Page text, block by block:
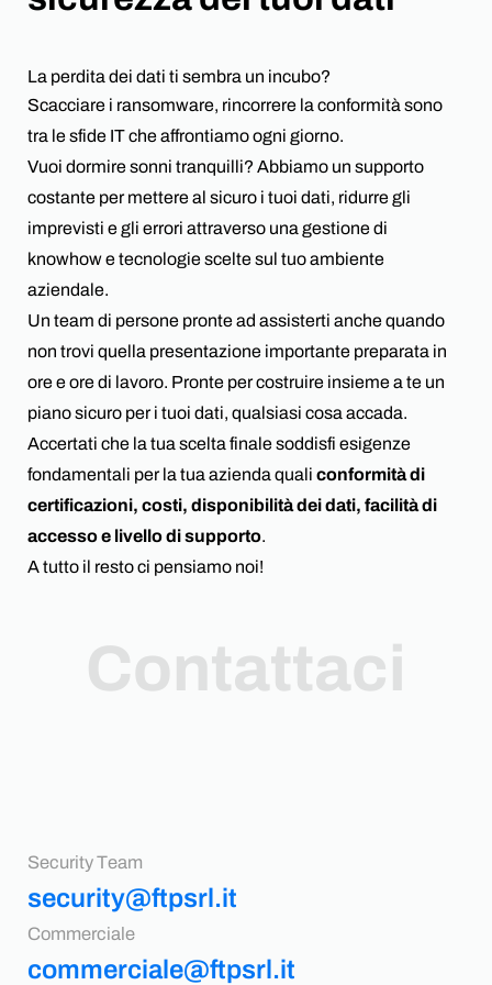
News
Lavora con noi
Contattaci
La perdita dei dati ti sembra un incubo?
Scacciare i ransomware, rincorrere la conformità sono
tra le sfide IT che affrontiamo ogni giorno.
Vuoi dormire sonni tranquilli? Abbiamo un supporto
costante per mettere al sicuro i tuoi dati, ridurre gli
imprevisti e gli errori attraverso una gestione di
knowhow e tecnologie scelte sul tuo ambiente
aziendale.
Un team di persone pronte ad assisterti anche quando
non trovi quella presentazione importante preparata in
ore e ore di lavoro. Pronte per costruire insieme a te un
piano sicuro per i tuoi dati, qualsiasi cosa accada.
Accertati che la tua scelta finale soddisfi esigenze
fondamentali per la tua azienda quali conformità di
certificazioni, costi, disponibilità dei dati, facilità di
accesso e livello di supporto.
A tutto il resto ci pensiamo noi!
Contattaci
Security Team
security@ftpsrl.it
Commerciale
commerciale@ftpsrl.it